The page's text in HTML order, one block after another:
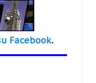
Facebook.